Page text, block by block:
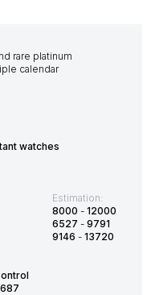
watches
Estimation:
8000 - 12000
6527 - 9791
9146 - 13720